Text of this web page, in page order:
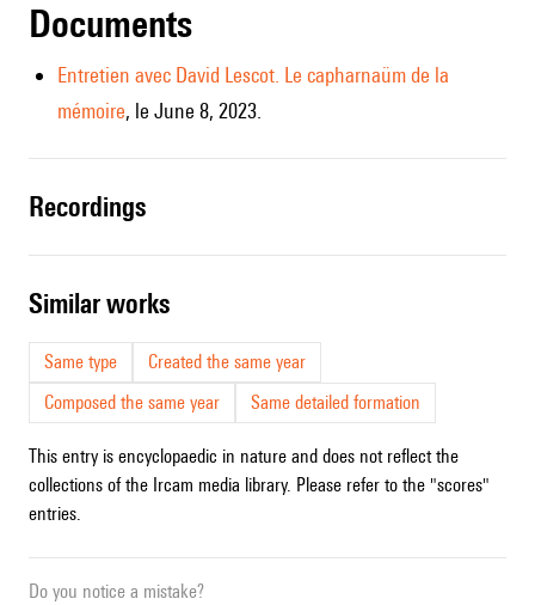
Documents
Entretien avec David Lescot. Le capharnaüm de la
mémoire, le June 8, 2023.
recordings
similar works
Same type
Created the same year
Composed the same year
Same detailed formation
This entry is encyclopaedic in nature and does not reflect the
collections of the Ircam media library. Please refer to the "scores"
entries.
Do you notice a mistake?